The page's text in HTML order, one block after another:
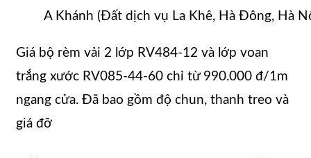
A Khánh (Đất dịch vụ La Khê, Hà Đông, Hà
Giá bộ rèm vải 2 lớp RV484-12 và lớp voan
trắng xước RV085-44-60 chỉ từ 990.000 đ/1m
ngang cửa. Đã bao gồm độ chun, thanh treo và
giá đỡ